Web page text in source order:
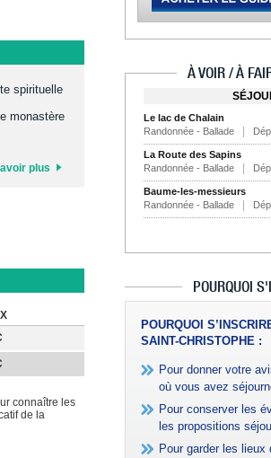
spirituelle
monastère
plus
connaître les
de la
À VOIR / À
Le lac de Chalain
Randonnée - Ballade
La Route des Sapins
Randonnée - Ballade
Baume-les-messieurs
Randonnée - Ballade
POURQUOI
POURQUOI
SAINT-CHRISTOPHE :
Pour donner votre
où vous avez
Pour conserver les
les propositions
Pour garder les lieux